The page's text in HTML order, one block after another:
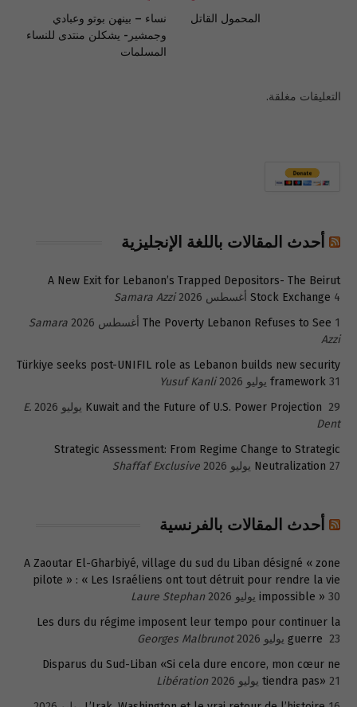
المحمول القاتل
نساء – بينهن بوتو وعبادي
وجمشير- يشكلن منتدى للنساء
المسلمات
التعليقات مغلقة.
أحدث المقالات باللغة الإنجليزية
A New Exit for Lebanon’s Trapped Depositors- The Beirut
Stock Exchange 4 أغسطس 2026
Samara Azzi
The Poverty Lebanon Refuses to See 1 أغسطس 2026
Samara
Azzi
Türkiye seeks post-UNIFIL role as Lebanon builds new security
framework 31 يوليو 2026
Yusuf Kanli
Kuwait and the Future of U.S. Power Projection 29 يوليو 2026
E.
Dent
Strategic Assessment: From Regime Change to Strategic
Neutralization 27 يوليو 2026 Shaffaf Exclusive
أحدث المقالات بالفرنسية
A Zaoutar El-Gharbiyé, village du sud du Liban désigné « zone
pilote » : « Les Israéliens ont tout détruit pour rendre la vie
impossible » 30 يوليو 2026
Laure Stephan
Les durs du régime imposent leur tempo pour continuer la
guerre 23 يوليو 2026
Georges Malbrunot
Disparus du Sud-Liban «Si cela dure encore, mon cœur ne
tiendra pas» 21 يوليو 2026
Libération